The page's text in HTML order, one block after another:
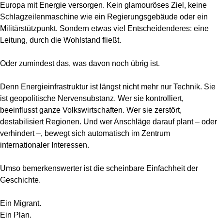
Europa mit Energie versorgen. Kein glamouröses Ziel, keine
Schlagzeilenmaschine wie ein Regierungsgebäude oder ein
Militärstützpunkt. Sondern etwas viel Entscheidenderes: eine
Leitung, durch die Wohlstand fließt.
Oder zumindest das, was davon noch übrig ist.
Denn Energieinfrastruktur ist längst nicht mehr nur Technik. Sie
ist geopolitische Nervensubstanz. Wer sie kontrolliert,
beeinflusst ganze Volkswirtschaften. Wer sie zerstört,
destabilisiert Regionen. Und wer Anschläge darauf plant – oder
verhindert –, bewegt sich automatisch im Zentrum
internationaler Interessen.
Umso bemerkenswerter ist die scheinbare Einfachheit der
Geschichte.
Ein Migrant.
Ein Plan.